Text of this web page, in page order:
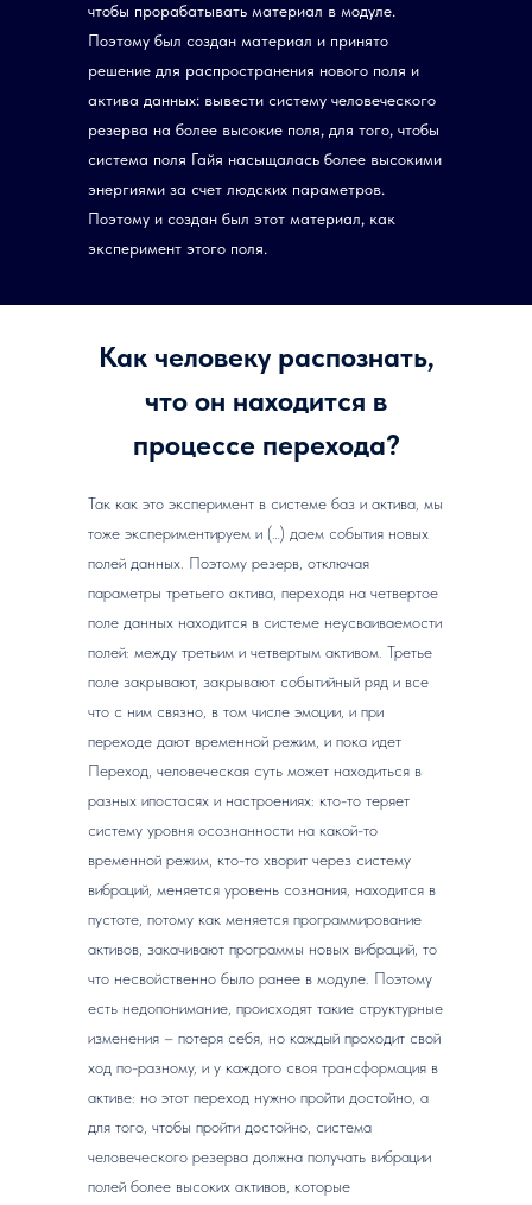
чтобы прорабатывать материал в модуле.
Поэтому был создан материал и принято
решение для распространения нового поля и
актива данных: вывести систему человеческого
резерва на более высокие поля, для того, чтобы
система поля Гайя насыщалась более высокими
энергиями за счет людских параметров.
Поэтому и создан был этот материал, как
эксперимент этого поля.
Как человеку распознать,
что он находится в
процессе перехода?
Так как это эксперимент в системе баз и актива, мы
тоже экспериментируем и (…) даем события новых
полей данных. Поэтому резерв, отключая
параметры третьего актива, переходя на четвертое
поле данных находится в системе неусваиваемости
полей: между третьим и четвертым активом. Третье
поле закрывают, закрывают событийный ряд и все
что с ним связно, в том числе эмоции, и при
переходе дают временной режим, и пока идет
Переход, человеческая суть может находиться в
разных ипостасях и настроениях: кто-то теряет
систему уровня осознанности на какой-то
временной режим, кто-то хворит через систему
вибраций, меняется уровень сознания, находится в
пустоте, потому как меняется программирование
активов, закачивают программы новых вибраций, то
что несвойственно было ранее в модуле. Поэтому
есть недопонимание, происходят такие структурные
изменения – потеря себя, но каждый проходит свой
ход по-разному, и у каждого своя трансформация в
активе: но этот переход нужно пройти достойно, а
для того, чтобы пройти достойно, система
человеческого резерва должна получать вибрации
полей более высоких активов, которые